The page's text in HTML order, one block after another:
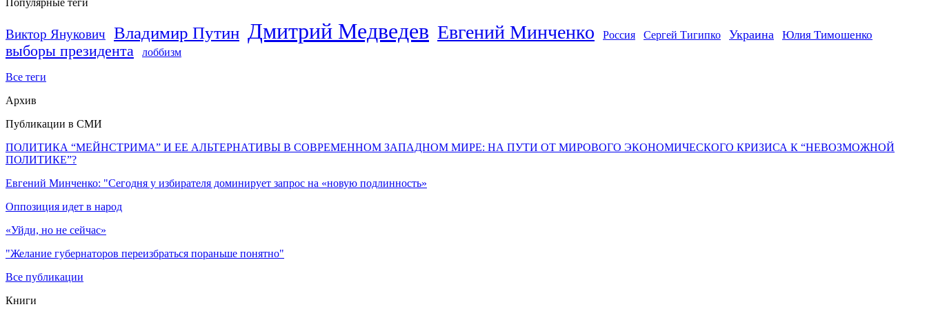
Популярные теги
Виктор Янукович Владимир Путин Дмитрий Медведев Евгений Минченко Россия Сергей Тигипко Украина Юлия Тимошенко
выборы президента лоббизм
Все теги
Архив
Публикации в СМИ
ПОЛИТИКА “МЕЙНСТРИМА” И ЕЕ АЛЬТЕРНАТИВЫ В СОВРЕМЕННОМ ЗАПАДНОМ МИРЕ: НА ПУТИ ОТ МИРОВОГО ЭКОНОМИЧЕСКОГО КРИЗИСА К “НЕВОЗМОЖНОЙ
ПОЛИТИКЕ”?
Евгений Минченко: "Сегодня у избирателя доминирует запрос на «новую подлинность»
Оппозиция идет в народ
«Уйди, но не сейчас»
"Желание губернаторов переизбраться пораньше понятно"
Все публикации
Книги